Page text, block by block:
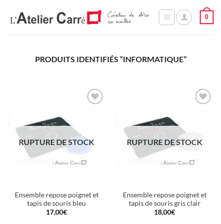
0
PRODUITS IDENTIFIÉS “INFORMATIQUE”
RUPTURE DE STOCK
Ensemble repose poignet et
tapis de souris bleu
17,00€
RUPTURE DE STOCK
Ensemble repose poignet et
tapis de souris gris clair
18,00€